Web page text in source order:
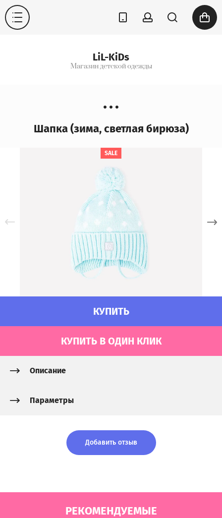
LiL-KiDs
Магазин детской одежды
Шапка (зима, светлая бирюза)
SALE
КУПИТЬ
КУПИТЬ В ОДИН КЛИК
Описание
Параметры
Добавить отзыв
РЕКОМЕНДУЕМЫЕ